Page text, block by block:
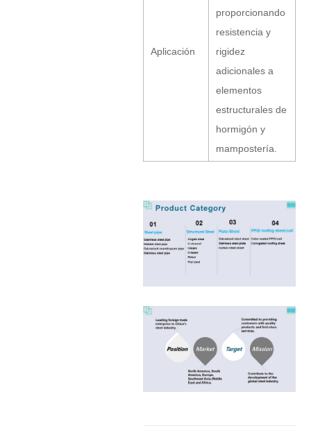
Aplicación
proporcionando
resistencia y
rigidez
adicionales a
elementos
estructurales de
hormigón y
mampostería.